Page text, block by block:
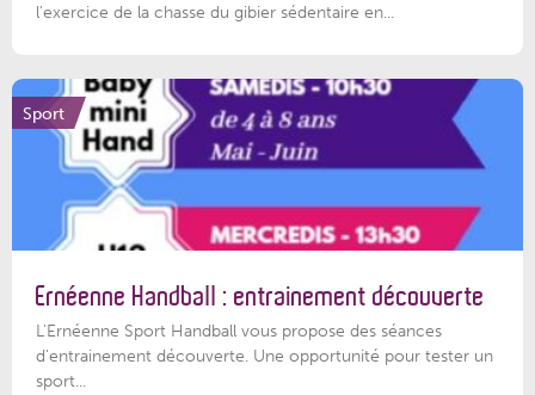
l'exercice de la chasse du gibier sédentaire en...
Sport
Ernéenne Handball : entrainement découverte
L'Ernéenne Sport Handball vous propose des séances
d'entrainement découverte. Une opportunité pour tester un
sport...